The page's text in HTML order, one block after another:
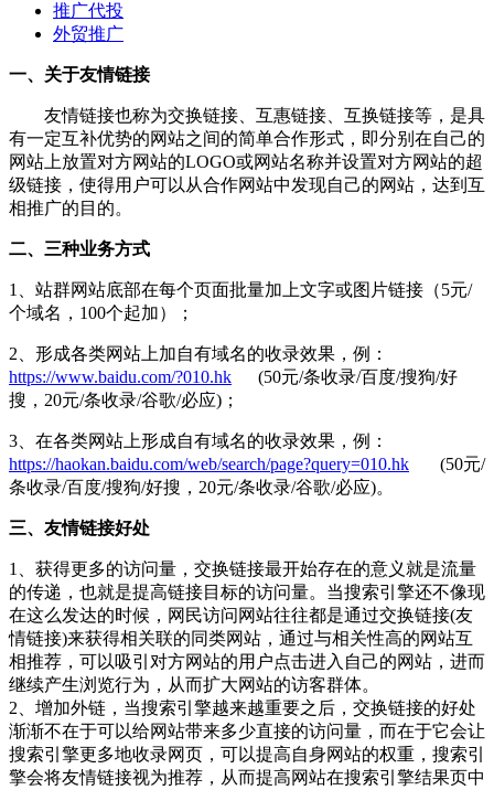
推广代投
外贸推广
一、关于友情链接
友情链接也称为交换链接、互惠链接、互换链接等，是具
有一定互补优势的网站之间的简单合作形式，即分别在自己的
网站上放置对方网站的LOGO或网站名称并设置对方网站的超
级链接，使得用户可以从合作网站中发现自己的网站，达到互
相推广的目的。
二、三种业务方式
1、站群网站底部在每个页面批量加上文字或图片链接（5元/
个域名，100个起加）；
2、形成各类网站上加自有域名的收录效果，例：
https://www.baidu.com/?010.hk (50元/条收录/百度/搜狗/好
搜，20元/条收录/谷歌/必应)；
3、在各类网站上形成自有域名的收录效果，例：
https://haokan.baidu.com/web/search/page?query=010.hk (50元/
条收录/百度/搜狗/好搜，20元/条收录/谷歌/必应)。
三、友情链接好处
1、获得更多的访问量，交换链接最开始存在的意义就是流量
的传递，也就是提高链接目标的访问量。当搜索引擎还不像现
在这么发达的时候，网民访问网站往往都是通过交换链接(友
情链接)来获得相关联的同类网站，通过与相关性高的网站互
相推荐，可以吸引对方网站的用户点击进入自己的网站，进而
继续产生浏览行为，从而扩大网站的访客群体。
2、增加外链，当搜索引擎越来越重要之后，交换链接的好处
渐渐不在于可以给网站带来多少直接的访问量，而在于它会让
搜索引擎更多地收录网页，可以提高自身网站的权重，搜索引
擎会将友情链接视为推荐，从而提高网站在搜索引擎结果页中